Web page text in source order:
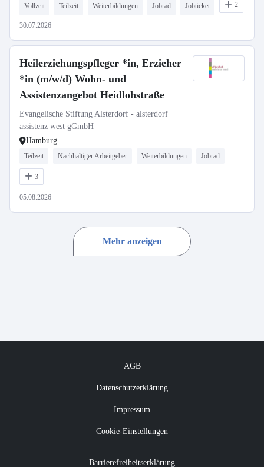
Vollzeit Teilzeit Weiterbildungen Jobrad Jobticket 2
30.07.2026
Heilerziehungspfleger *in, Erzieher
*in (m/w/d) Wohn- und
Assistenzangebot Heidlohstraße
Evangelische Stiftung Alsterdorf - alsterdorf
assistenz west gGmbH
Hamburg
Teilzeit Nachhaltiger Arbeitgeber Weiterbildungen Jobrad
3
05.08.2026
Mehr anzeigen
AGB
Datenschutzerklärung
Impressum
Cookie-Einstellungen
Barrierefreiheitserklärung